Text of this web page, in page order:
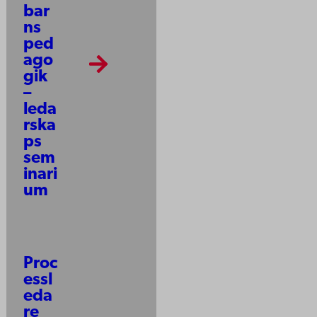
bar
ns
ped
ago
gik
–
leda
rska
ps
sem
inari
um
Proc
essl
eda
re